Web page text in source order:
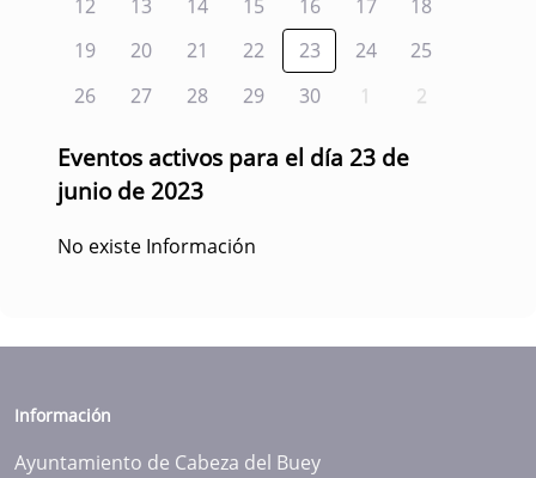
12
13 14 15 16 17
18
19
20 21 22 23 24
25
26
27 28 29 30 1 2
Eventos activos para el día 23 de
junio de 2023
No existe Información
Información
Ayuntamiento de Cabeza del Buey